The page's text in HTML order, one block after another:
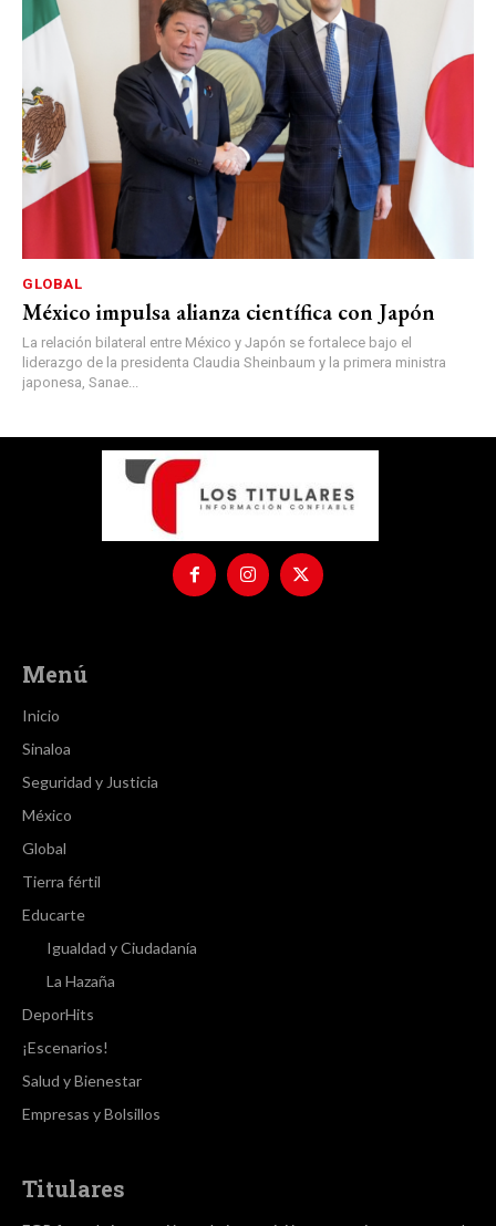
GLOBAL
México impulsa alianza científica con Japón
La relación bilateral entre México y Japón se fortalece bajo el
liderazgo de la presidenta Claudia Sheinbaum y la primera ministra
japonesa, Sanae...
Menú
Inicio
Sinaloa
Seguridad y Justicia
México
Global
Tierra fértil
Educarte
Igualdad y Ciudadanía
La Hazaña
DeporHits
¡Escenarios!
Salud y Bienestar
Empresas y Bolsillos
Titulares